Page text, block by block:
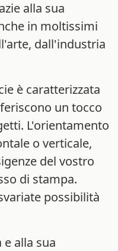
alla sua
in moltissimi
dall'industria
è caratterizzata
un tocco
L'orientamento
o verticale,
del vostro
di stampa.
possibilità
e alla sua